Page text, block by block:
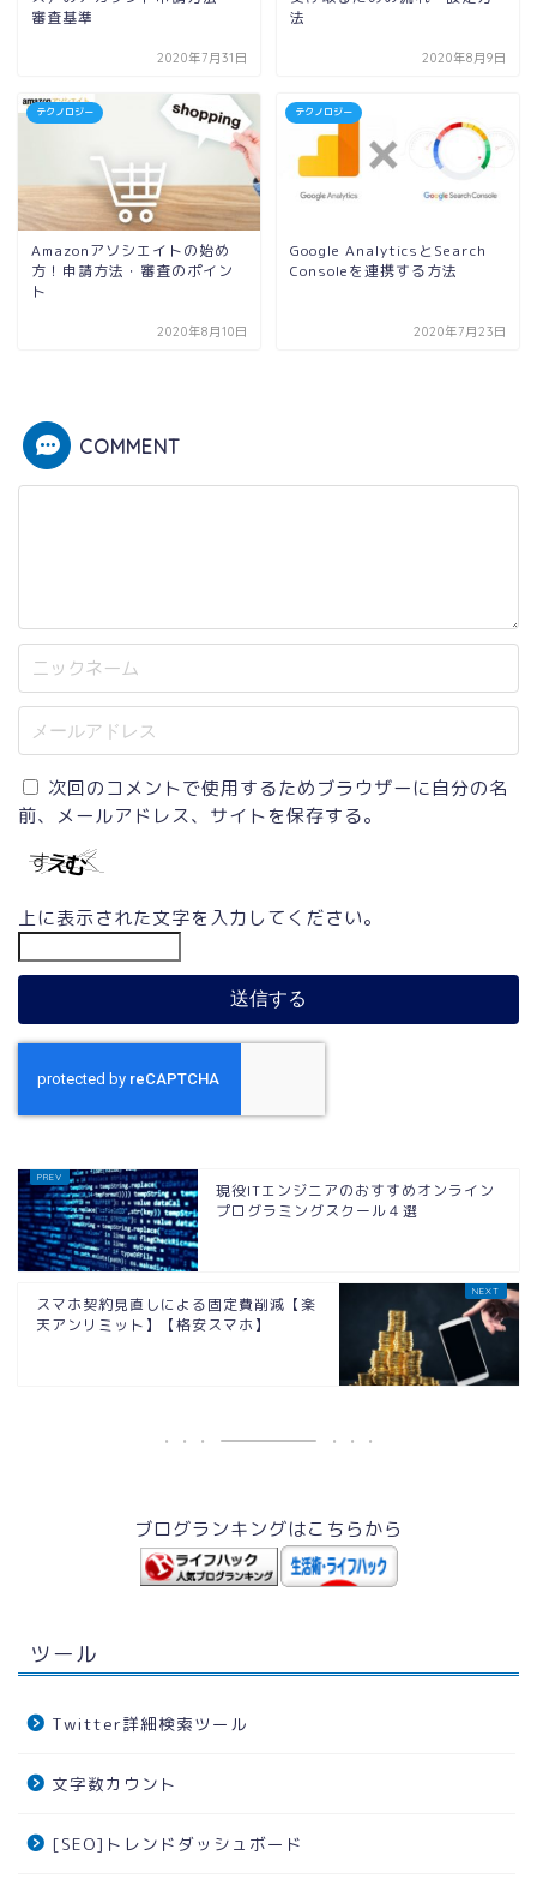
審査基準
2020年7月31日
法
2020年8月9日
テクノロジー
Amazonアソシエイトの始め
方！申請方法・審査のポイン
ト
2020年8月10日
テクノロジー
Google AnalyticsとSearch
Consoleを連携する方法
2020年7月23日
COMMENT
次回のコメントで使用するためブラウザーに自分の名
前、メールアドレス、サイトを保存する。
上に表示された文字を入力してください。
現役ITエンジニアのおすすめオンライン
プログラミングスクール４選
スマホ契約見直しによる固定費削減【楽
天アンリミット】【格安スマホ】
ブログランキングはこちらから
ツール
Twitter詳細検索ツール
文字数カウント
[SEO]トレンドダッシュボード